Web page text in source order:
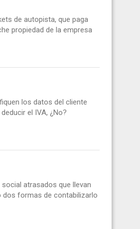
de autopista, que paga
propiedad de la empresa
los datos del cliente
el IVA, ¿No?
atrasados que llevan
dos formas de contabilizarlo